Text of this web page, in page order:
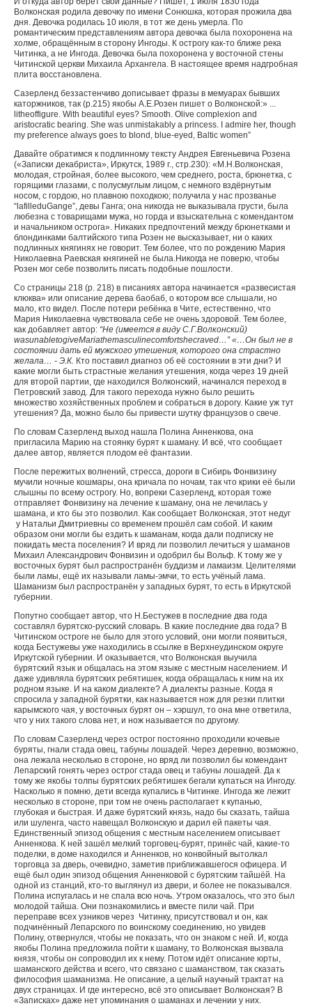
Волконская родила девочку по имени Сонюшка, которая прожила два
дня. Девочка родилась 10 июля, в тот же день умерла. По
романтическим представлениям автора девочка была похоронена на
холме, обращённым в сторону Ингоды. К острогу как-то ближе река
Читинка, а не Ингода. Девочка была похоронена у восточной стены
Читинской церкви Михаила Архангела. В настоящее время надгробная
плита восстановлена.
Сазерленд беззастенчиво дописывает фразы в мемуарах бывших
каторжников, так (р.215) якобы А.Е.Розен пишет о Волконской:» ...
litheoffigure. With beautiful eyes? Smooth. Olive complexion and
aristocratic bearing. She was unmistakably a princess. I admire her, though
my preference always goes to blond, blue-eyed, Baltic women”
Давайте обратимся к подлинному тексту Андрея Евгеньевича Розена
(«Записки декабриста», Иркутск, 1989 г., стр.230): «М.Н.Волконская,
молодая, стройная, более высокого, чем среднего, роста, брюнетка, с
горящими глазами, с полусмуглым лицом, с немного вздёрнутым
носом, с гордою, но плавною походкою; получила у нас прозванье
“ lafilleduGange”, девы Ганга; она никогда не выказывала грусти, была
любезна с товарищами мужа, но горда и взыскательна с комендантом
и начальником острога». Никаких предпочтений между брюнетками и
блондинками балтийского типа Розен не высказывает, ни о каких
подлинных княгинях не говорит. Тем более, что по рождению Мария
Николаевна Раевская княгиней не была.Никогда не поверю, чтобы
Розен мог себе позволить писать подобные пошлости.
Со страницы 218 (p. 218) в писаниях автора начинается «развесистая
клюква» или описание дерева баобаб, о котором все слышали, но
мало, кто видел. После потери ребёнка в Чите, естественно, что
Мария Николаевна чувствовала себе не очень здоровой. Тем более,
как добавляет автор: “Не (имеется в виду С.Г.Волконский)
wasunabletogiveMariathemasculinecomfortshecraved…” «…Он был не в
состоянии дать ей мужского утешения, которого она страстно
желала… - Э.К. Кто поставил диагноз об её состоянии в эти дни? И
какие могли быть страстные желания утешения, когда через 19 дней
для второй партии, где находился Волконский, начинался переход в
Петровский завод. Для такого перехода нужно было решить
множество хозяйственных проблем и собраться в дорогу. Какие уж тут
утешения? Да, можно было бы привести шутку французов о свече.
По словам Сазерленд выход нашла Полина Анненкова, она
пригласила Марию на стоянку бурят к шаману. И всё, что сообщает
далее автор, является плодом её фантазии.
После пережитых волнений, стресса, дороги в Сибирь Фонвизину
мучили ночные кошмары, она кричала по ночам, так что крики её были
слышны по всему острогу. Но, вопреки Сазерленд, которая тоже
отправляет Фонвизину на лечение к шаману, она не лечилась у
шамана, и кто бы это позволил. Как сообщает Волконская, этот недуг
у Натальи Дмитриевны со временем прошёл сам собой. И каким
образом они могли бы ездить к шаманам, когда дали подписку не
покидать места поселения? И вряд ли позволил лечиться у шаманов
Михаил Александрович Фонвизин и одобрил бы Вольф. К тому же у
восточных бурят был распространён буддизм и ламаизм. Целителями
были ламы, ещё их называли ламы-эмчи, то есть учёный лама.
Шаманизм был распространён у западных бурят, то есть в Иркутской
губернии.
Попутно сообщает автор, что Н.Бестужев в последние два года
составлял бурятско-русский словарь. В какие последние два года? В
Читинском остроге не было для этого условий, они могли появиться,
когда Бестужевы уже находились в ссылке в Верхнеудинском округе
Иркутской губернии. И оказывается, что Волконская выучила
бурятский язык и общалась на этом языке с местным населением. И
даже удивляла бурятских ребятишек, когда обращалась к ним на их
родном языке. И на каком диалекте? А диалекты разные. Когда я
спросила у западной бурятки, как называется нож для резки плитки
карымского чая, у восточных бурят он – хэршул, то она мне ответила,
что у них такого слова нет, и нож называется по другому.
По словам Сазерленд через острог постоянно проходили кочевые
буряты, гнали стада овец, табуны лошадей. Через деревню, возможно,
она лежала несколько в стороне, но вряд ли позволил бы комендант
Лепарский гонять через острог стада овец и табуны лошадей. Да к
тому же якобы толпы бурятских ребятишек бегали купаться на Ингоду.
Насколько я помню, дети всегда купались в Читинке. Ингода же лежит
несколько в стороне, при том не очень располагает к купанью,
глубокая и быстрая. И даже бурятский князь, надо бы сказать, тайша
или шуленга, часто навещал Волконскую и дарил ей пакеты чая.
Единственный эпизод общения с местным населением описывает
Анненкова. К ней зашёл мелкий торговец-бурят, принёс чай, какие-то
поделки, в доме находился и Анненков, но конвойный вытолкал
торговца за дверь, очевидно, заметив приближавшегося офицера. И
ещё был один эпизод общения Анненковой с бурятским тайшёй. На
одной из станций, кто-то выглянул из двери, и более не показывался.
Полина испугалась и не спала всю ночь. Утром оказалось, что это был
молодой тайша. Они познакомились и вместе пили чай. При
переправе всех узников через Читинку, присутствовал и он, как
подчинённый Лепарского по воинскому соединению, но увидев
Полину, отвернулся, чтобы не показать, что он знаком с ней. И, когда
якобы Полина предложила пойти к шаману, то Волконская вызвала
князя, чтобы он сопроводил их к нему. Потом идёт описание юрты,
шаманского действа и всего, что связано с шаманством, так сказать
философия шаманизма. Не описание, а целый научный трактат на
двух страницах. И где интересно, всё это описывает Волконская? В
«Записках» даже нет упоминания о шаманах и лечении у них.